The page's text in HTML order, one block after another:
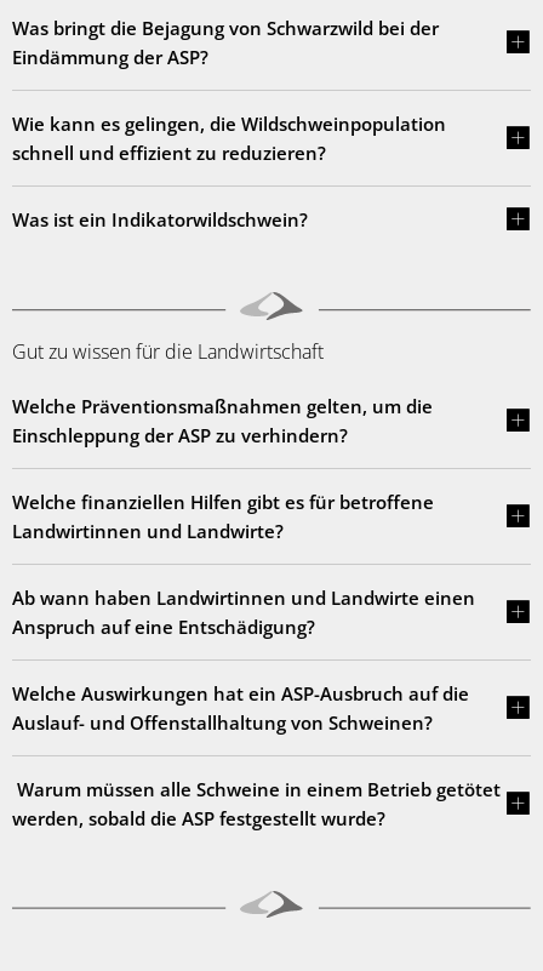
Was bringt die Bejagung von Schwarzwild bei der
Eindämmung der ASP?
Wie kann es gelingen, die Wildschweinpopulation
schnell und effizient zu reduzieren?
Was ist ein Indikatorwildschwein?
Gut zu wissen für die Landwirtschaft
Welche Präventionsmaßnahmen gelten, um die
Einschleppung der ASP zu verhindern?
Welche finanziellen Hilfen gibt es für betroffene
Landwirtinnen und Landwirte?
Ab wann haben Landwirtinnen und Landwirte einen
Anspruch auf eine Entschädigung?
Welche Auswirkungen hat ein ASP-Ausbruch auf die
Auslauf- und Offenstallhaltung von Schweinen?
Warum müssen alle Schweine in einem Betrieb getötet
werden, sobald die ASP festgestellt wurde?